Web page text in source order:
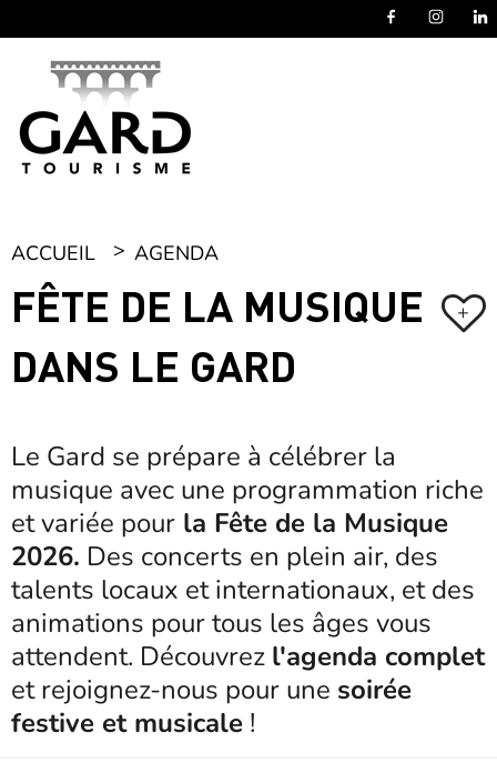
ACCUEIL AGENDA
FÊTE DE LA MUSIQUE
DANS LE GARD
+
Le Gard se prépare à célébrer la
musique avec une programmation riche
et variée pour la Fête de la Musique
2026. Des concerts en plein air, des
talents locaux et internationaux, et des
animations pour tous les âges vous
attendent. Découvrez l'agenda complet
et rejoignez-nous pour une soirée
festive et musicale !